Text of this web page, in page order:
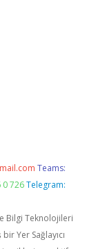
Teams:
0 726 Telegram:
Bilgi Teknolojileri
Yer Sağlayıcı